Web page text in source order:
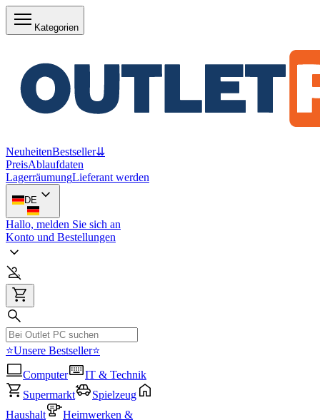
Kategorien
NeuheitenBestseller⇊
PreisAblaufdaten
LagerräumungLieferant werden
DE
Hallo, melden Sie sich an
Konto und Bestellungen
⭐Unsere Bestseller⭐
Computer
IT & Technik
Supermarkt
Spielzeug
Haushalt
Heimwerken &